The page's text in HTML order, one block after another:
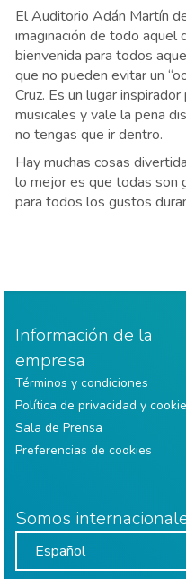
El Auditorio Adán Martín
imaginación de todo aquel
bienvenida para todos
que no pueden evitar un
Cruz. Es un lugar
musicales y vale la pena
no tengas que ir dentro.
Hay muchas cosas
lo mejor es que todas son
para todos los gustos
Información de la
empresa
Términos y condiciones
Política de privacidad y
Sala de Prensa
Preferencias de cookies
Somos